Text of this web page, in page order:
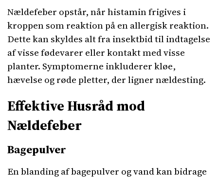
Nældefeber opstår, når histamin frigives i
kroppen som reaktion på en allergisk reaktion.
Dette kan skyldes alt fra insektbid til indtagelse
af visse fødevarer eller kontakt med visse
planter. Symptomerne inkluderer kløe,
hævelse og røde pletter, der ligner nældesting.
Effektive Husråd mod
Nældefeber
Bagepulver
En blanding af bagepulver og vand kan bidrage